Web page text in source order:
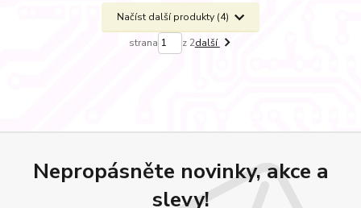
Načíst další produkty (4)
strana z 2další
Nepropásněte novinky, akce a
slevy!